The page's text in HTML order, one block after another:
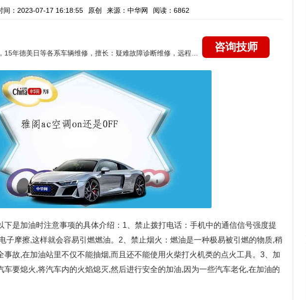
间：2023-07-17 16:18:55 原创 来源：中华网 阅读：6862
咨询技师
下是加油时注意事项的具体介绍：1、禁止拨打电话：手机中的通信信号强度提
子摩擦,这样就会容易引燃燃油。2、禁止烟火：燃油是一种极易被引燃的物质,稍
事故,在加油站里不仅不能抽烟,而且还不能使用火柴打火机类的点火工具。3、加
车要熄火,将汽车内的火焰熄灭,然后进行安全的加油,因为一些汽车老化,在加油的